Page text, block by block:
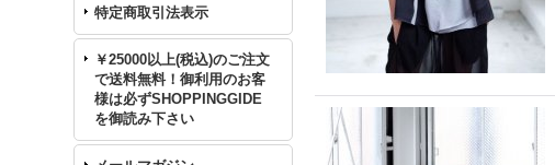
特定商取引法表示
￥25000以上(税込)のご注文
で送料無料！御利用のお客
様は必ずSHOPPINGGIDE
を御読み下さい